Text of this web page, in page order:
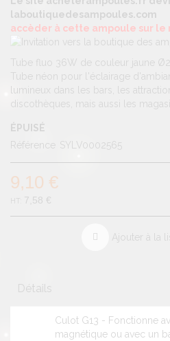
laboutiquedesampoules.com
accèder à cette ampoule sur le
Tube fluo 36W de couleur jaune
Tube néon pour l'éclairage
lumineux dans les bars, les
discothèques, mais aussi les
ÉPUISÉ
Référence SYLV0002565
9,10 €
7,58 €
Ajouter à la
Détails
Culot G13 - Fonctionne
magnétique ou avec un